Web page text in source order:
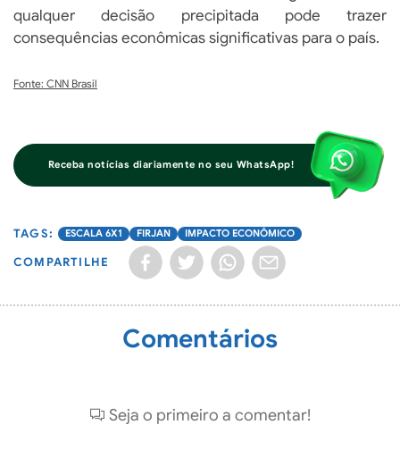
qualquer decisão precipitada pode trazer
consequências econômicas significativas para o país.
Fonte: CNN Brasil
Receba notícias diariamente no seu WhatsApp!
ESCALA 6X1 FIRJAN IMPACTO ECONÔMICO
COMPARTILHE
Comentários
Seja o primeiro a comentar!